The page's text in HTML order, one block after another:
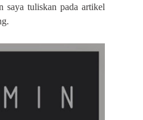
saya tuliskan pada artikel